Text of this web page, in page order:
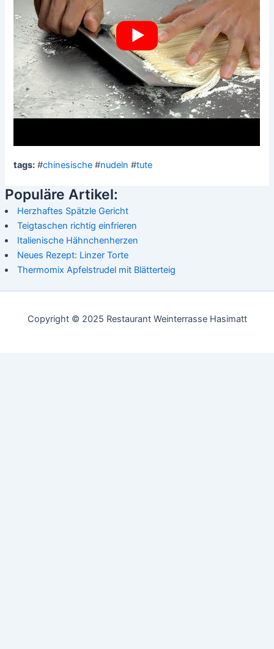
tags: #chinesische #nudeln #tute
Populäre Artikel:
Herzhaftes Spätzle Gericht
Teigtaschen richtig einfrieren
Italienische Hähnchenherzen
Neues Rezept: Linzer Torte
Thermomix Apfelstrudel mit Blätterteig
Copyright © 2025 Restaurant Weinterrasse Hasimatt